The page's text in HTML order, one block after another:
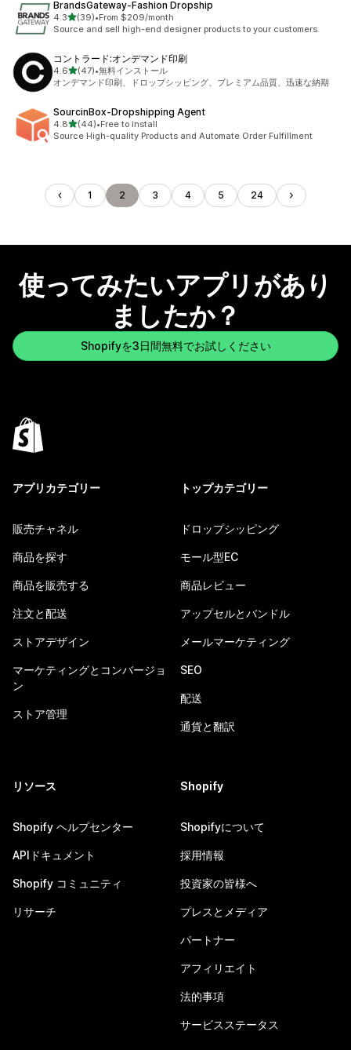
BrandsGateway‑Fashion Dropship
4.35つ星中
(39)
合計レビュー数：39件
•From $209/month
Source and sell high-end designer products to your customers.
コントラード:オンデマンド印刷
4.65つ星中
(47)
合計レビュー数：47件
•無料インストール
オンデマンド印刷、ドロップシッピング、プレミアム品質、迅速な納期
SourcinBox‑Dropshipping Agent
4.85つ星中
(44)
合計レビュー数：44件
•Free to install
Source High-quality Products and Automate Order Fulfillment
1 2 3 4 5 24
使ってみたいアプリがあり
ましたか？
Shopifyを3日間無料でお試しください
アプリカテゴリー
販売チャネル
商品を探す
商品を販売する
注文と配送
ストアデザイン
マーケティングとコンバージョ
ン
ストア管理
トップカテゴリー
ドロップシッピング
モール型EC
商品レビュー
アップセルとバンドル
メールマーケティング
SEO
配送
通貨と翻訳
リソース
Shopify ヘルプセンター
APIドキュメント
Shopify コミュニティ
リサーチ
Shopify
Shopifyについて
採用情報
投資家の皆様へ
プレスとメディア
パートナー
アフィリエイト
法的事項
サービスステータス